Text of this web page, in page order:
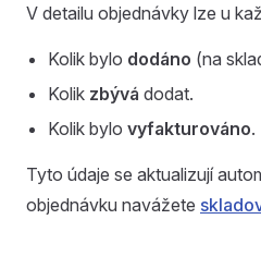
V detailu objednávky lze u
Kolik bylo dodáno (na
Kolik zbývá dodat.
Kolik bylo vyfakturováno.
Tyto údaje se aktualizují
objednávku navážete